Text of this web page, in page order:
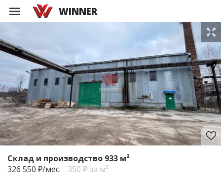
WINNER
Склад и производство 933 м²
326 550 ₽/мес. 350 ₽ за м²